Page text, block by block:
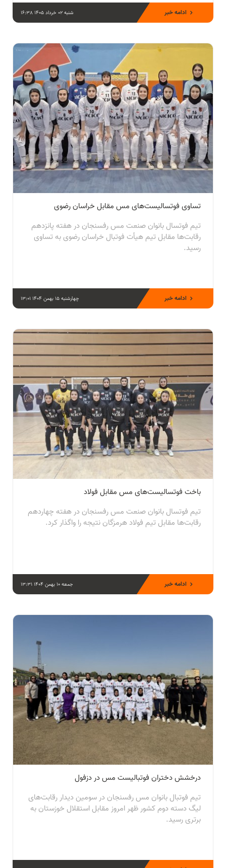
شنبه 02 خرداد 1405 16:38 ادامه خبر
تساوی فوتسالیست‌های مس مقابل خراسان رضوی
تیم فوتسال بانوان صنعت مس رفسنجان در هفته پانزدهم
رقابت‌ها مقابل تیم هیأت فوتبال خراسان رضوی به تساوی
رسید.
چهارشنبه 15 بهمن 1404 13:01 ادامه خبر
باخت فوتسالیست‌های مس مقابل فولاد
تیم فوتسال بانوان صنعت مس رفسنجان در هفته چهاردهم
رقابت‌ها مقابل تیم فولاد هرمزگان نتیجه را واگذار کرد.
جمعه 10 بهمن 1404 13:31 ادامه خبر
درخشش دختران فوتبالیست مس در دزفول
تیم فوتبال بانوان مس رفسنجان در سومین دیدار رقابت‌های
لیگ دسته دوم کشور ظهر امروز مقابل استقلال خوزستان به
برتری رسید.